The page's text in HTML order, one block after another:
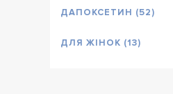
ДАПОКСЕТИН (52)
ДЛЯ ЖІНОК (13)